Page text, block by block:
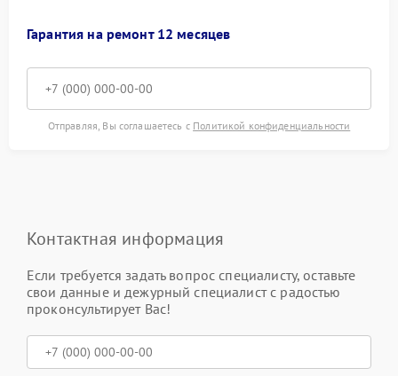
Гарантия на ремонт 12 месяцев
Отправляя, Вы соглашаетесь с Политикой конфиденциальности
Контактная информация
Если требуется задать вопрос специалисту, оставьте
свои данные и дежурный специалист с радостью
проконсультирует Вас!